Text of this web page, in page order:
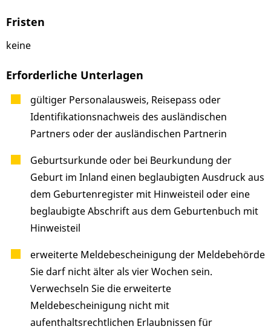
Fristen
keine
Erforderliche Unterlagen
gültiger Personalausweis, Reisepass oder
Identifikationsnachweis des ausländischen
Partners oder der ausländischen Partnerin
Geburtsurkunde oder bei Beurkundung der
Geburt im Inland einen beglaubigten Ausdruck aus
dem Geburtenregister mit Hinweisteil oder eine
beglaubigte Abschrift aus dem Geburtenbuch mit
Hinweisteil
erweiterte Meldebescheinigung der Meldebehörde
Sie darf nicht älter als vier Wochen sein.
Verwechseln Sie die erweiterte
Meldebescheinigung nicht mit
aufenthaltsrechtlichen Erlaubnissen für